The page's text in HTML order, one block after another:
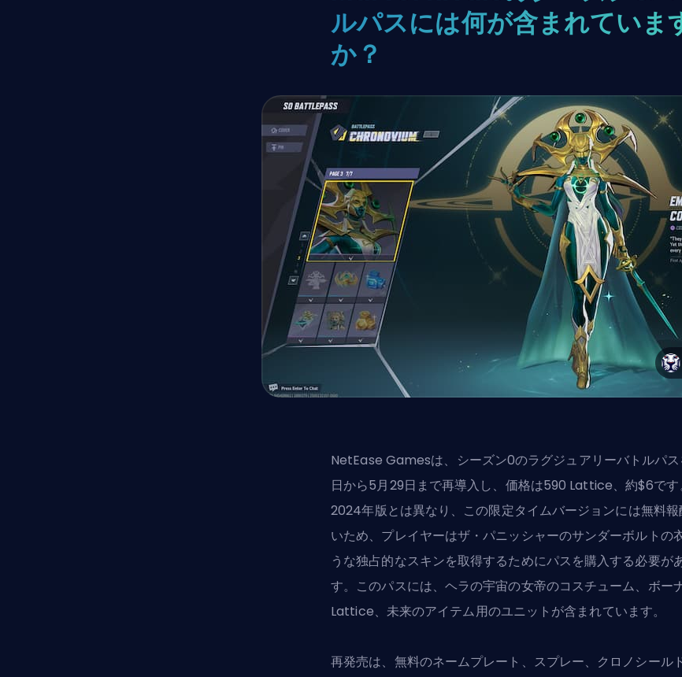
ルパスには何が含まれていま
か？
NetEase Gamesは、シーズン0のラグジュアリーバトルパス
日から5月29日まで再導入し、価格は590 Lattice、約$6で
2024年版とは異なり、この限定タイムバージョンには無料報
いため、プレイヤーはザ・パニッシャーのサンダーボルトの
うな独占的なスキンを取得するためにパスを購入する必要が
す。このパスには、ヘラの宇宙の女帝のコスチューム、ボー
Lattice、未来のアイテム用のユニットが含まれています。
再発売は、無料のネームプレート、スプレー、クロノシール